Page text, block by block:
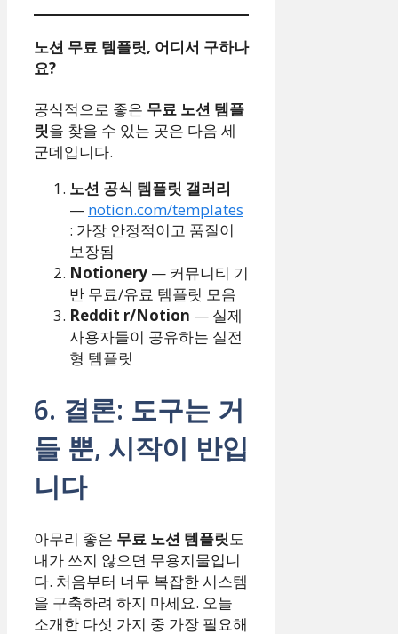
노션 무료 템플릿, 어디서 구하나
요?
공식적으로 좋은 무료 노션 템플
릿을 찾을 수 있는 곳은 다음 세
군데입니다.
노션 공식 템플릿 갤러리
— notion.com/templates
: 가장 안정적이고 품질이
보장됨
Notionery — 커뮤니티 기
반 무료/유료 템플릿 모음
Reddit r/Notion — 실제
사용자들이 공유하는 실전
형 템플릿
6. 결론: 도구는 거
들 뿐, 시작이 반입
니다
아무리 좋은 무료 노션 템플릿도
내가 쓰지 않으면 무용지물입니
다. 처음부터 너무 복잡한 시스템
을 구축하려 하지 마세요. 오늘
소개한 다섯 가지 중 가장 필요해